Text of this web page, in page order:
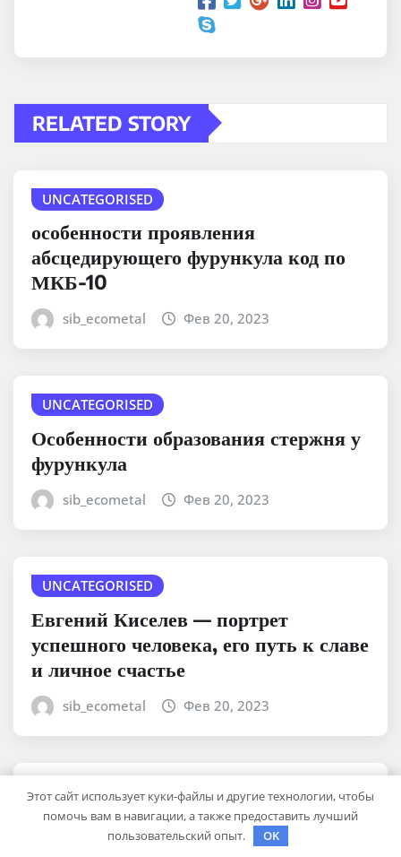
RELATED STORY
UNCATEGORISED
особенности проявления
абсцедирующего фурункула код по
МКБ-10
sib_ecometal Фев 20, 2023
UNCATEGORISED
Особенности образования стержня у
фурункула
sib_ecometal Фев 20, 2023
UNCATEGORISED
Евгений Киселев — портрет
успешного человека, его путь к славе
и личное счастье
sib_ecometal Фев 20, 2023
UNCATEGORISED
Биография Дефо — от первых шагов
до легендарных произведений
Этот сайт использует куки-файлы и другие технологии, чтобы
помочь вам в навигации, а также предоставить лучший
пользовательский опыт.
OK